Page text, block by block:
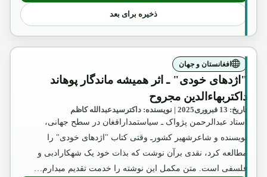
ذخیره برای بعد
افغانستان و جهان
"اژدهای خودی" ـ اثر همیشه ماندگار پوهاند
داکتربهاءالدین مجروح
تاریخ: 13 فبروری2025 | نویسنده: داکترسیدعبدالله کاظم
استاد عبدالرحمن پژواک ـ سیاستمدارافغان در سطح جهانی،
نویسنده و شاعرشهیر کشورـ وقتی کتاب "اژدهای خودی" را
مطالعه کرد، نقدی برآن نوشت که بذات خود یک شهکارادبی و
فلسفی است. متن مکمل این نوشته را خدمت تقدیم میدارم…